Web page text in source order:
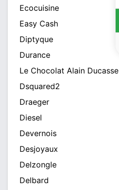
Ecocuisine
Easy Cash
Diptyque
Durance
Le Chocolat Alain Ducasse
Dsquared2
Draeger
Diesel
Devernois
Desjoyaux
Delzongle
Delbard